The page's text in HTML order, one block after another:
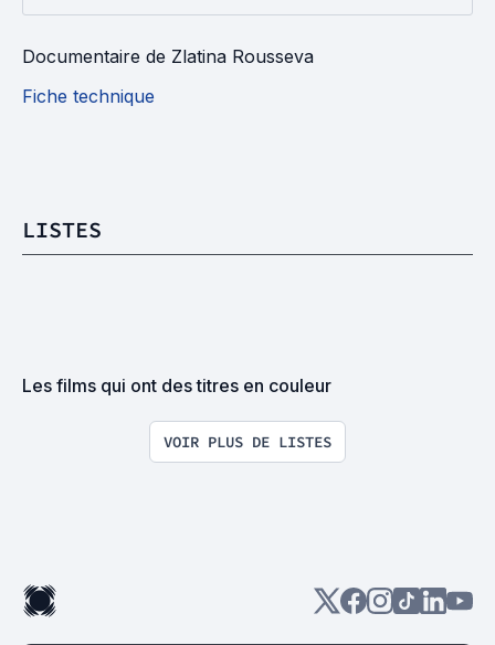
Documentaire de Zlatina Rousseva
Fiche technique
LISTES
Les films qui ont des titres en couleur
VOIR PLUS DE LISTES